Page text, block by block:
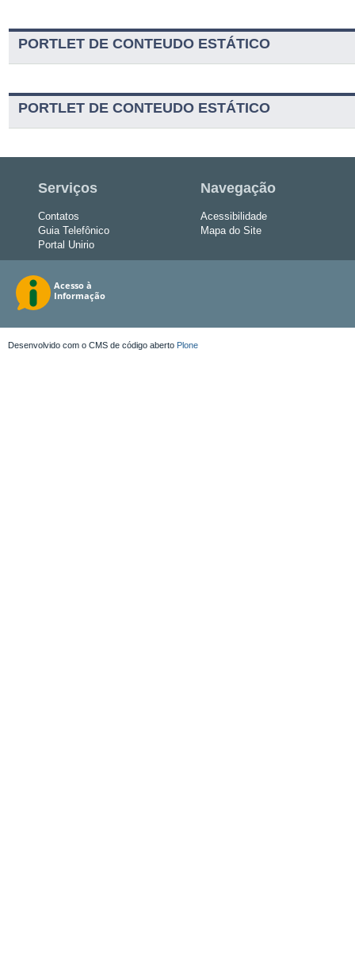
PORTLET DE CONTEUDO ESTÁTICO
PORTLET DE CONTEUDO ESTÁTICO
Serviços
Contatos
Guia Telefônico
Portal Unirio
Navegação
Acessibilidade
Mapa do Site
Desenvolvido com o CMS de código aberto Plone